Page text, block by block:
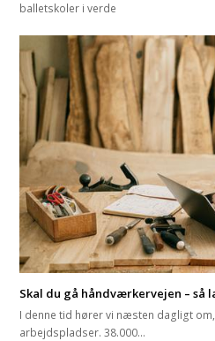
balletskoler i verde
Skal du gå håndværkervejen – så
I denne tid hører vi næsten dagligt
arbejdspladser. 38.000…